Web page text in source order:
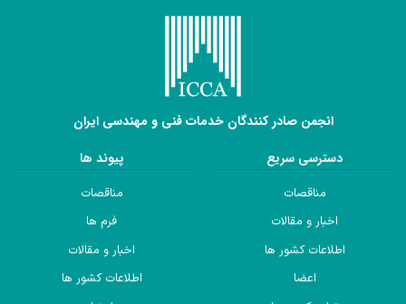
انجمن صادر کنندگان خدمات فنی و مهندسی ایران
دسترسی سریع
مناقصات
اخبار و مقالات
اطلاعات کشور ها
اعضا
پیوند ها
مناقصات
فرم ها
اخبار و مقالات
اطلاعات کشور ها